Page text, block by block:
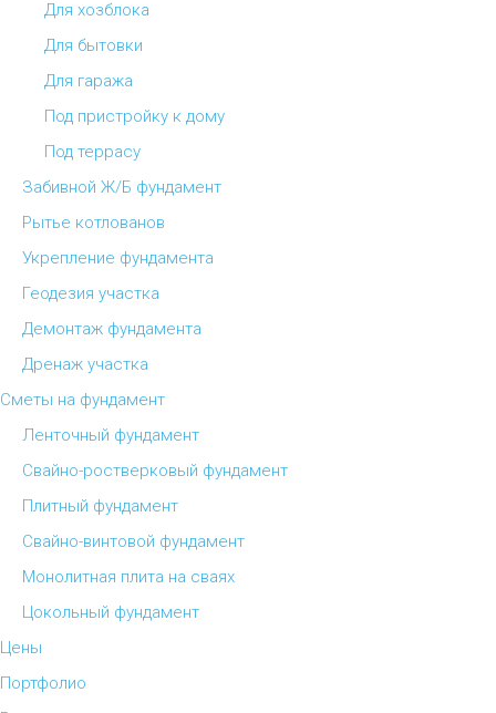
Для хозблока
Для бытовки
Для гаража
Под пристройку к дому
Под террасу
Забивной Ж/Б фундамент
Рытье котлованов
Укрепление фундамента
Геодезия участка
Демонтаж фундамента
Дренаж участка
Сметы на фундамент
Ленточный фундамент
Свайно-ростверковый фундамент
Плитный фундамент
Свайно-винтовой фундамент
Монолитная плита на сваях
Цокольный фундамент
Цены
Портфолио